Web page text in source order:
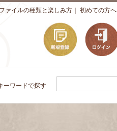
初めての方へ
ァイルの種類と楽しみ方
ーワードで探す